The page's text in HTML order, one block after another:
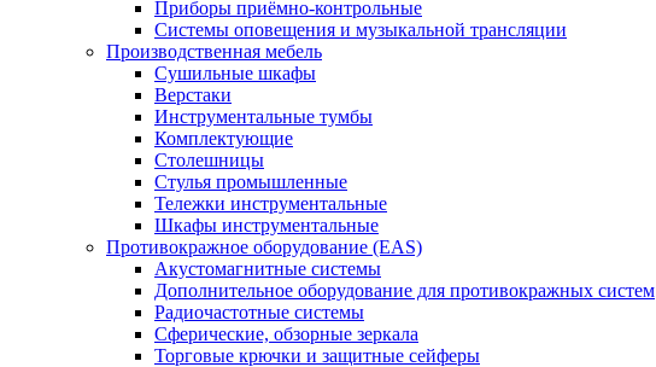
Приборы приёмно-контрольные
Системы оповещения и музыкальной трансляции
Производственная мебель
Cушильные шкафы
Верстаки
Инструментальные тумбы
Комплектующие
Столешницы
Стулья промышленные
Тележки инструментальные
Шкафы инструментальные
Противокражное оборудование (EAS)
Акустомагнитные системы
Дополнительное оборудование для противокражных систем
Радиочастотные системы
Сферические, обзорные зеркала
Торговые крючки и защитные сейферы